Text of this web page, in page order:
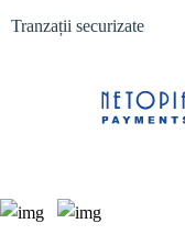
Tranzații securizate